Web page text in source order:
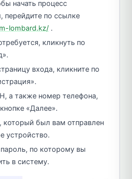
начать процесс
перейдите по ссылке
lombard.kz/ .
кликнуть по
входа, кликните по
а также номер телефона,
«Далее».
который был вам отправлен
устройство.
по которому вы
в систему.